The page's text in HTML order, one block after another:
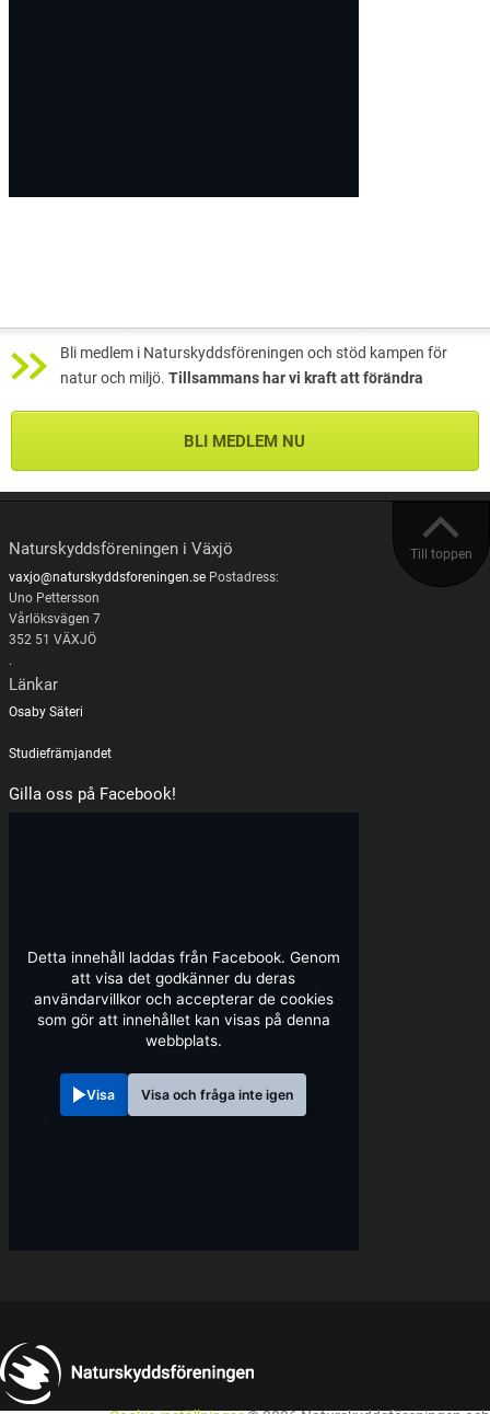
Bli medlem i Naturskyddsföreningen och stöd kampen för
natur och miljö. Tillsammans har vi kraft att förändra
BLI MEDLEM NU
Till toppen
Naturskyddsföreningen i Växjö
vaxjo@naturskyddsforeningen.sePostadress:
Uno Pettersson
Vårlöksvägen 7
352 51 VÄXJÖ
.
Länkar
Osaby Säteri
Studiefrämjandet
Gilla oss på Facebook!
Detta innehåll laddas från Facebook. Genom
att visa det godkänner du deras
användarvillkor och accepterar de cookies
som gör att innehållet kan visas på denna
webbplats.
Visa Visa och fråga inte igen